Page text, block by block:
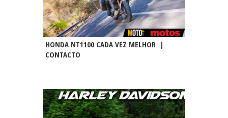
HONDA NT1100 CADA VEZ MELHOR |
CONTACTO